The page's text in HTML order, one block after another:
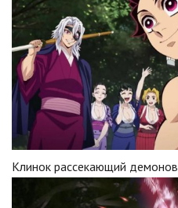
Клинок рассекающий демонов